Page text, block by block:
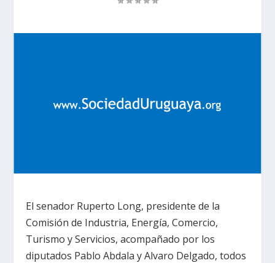
El senador Ruperto Long, presidente de la
Comisión de Industria, Energía, Comercio,
Turismo y Servicios, acompañado por los
diputados Pablo Abdala y Alvaro Delgado, todos